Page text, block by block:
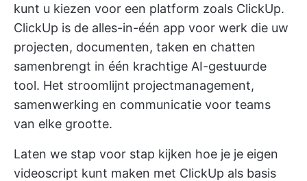
kunt u kiezen voor een platform zoals ClickUp.
ClickUp is de alles-in-één app voor werk die uw
projecten, documenten, taken en chatten
samenbrengt in één krachtige AI-gestuurde
tool. Het stroomlijnt projectmanagement,
samenwerking en communicatie voor teams
van elke grootte.
Laten we stap voor stap kijken hoe je je eigen
videoscript kunt maken met ClickUp als basis